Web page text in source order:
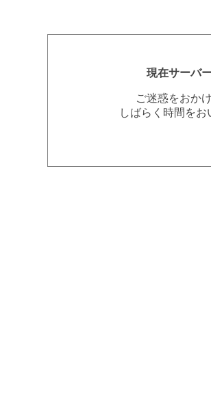
現在サーバ
ご迷惑をおか
しばらく時間を